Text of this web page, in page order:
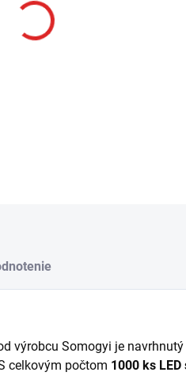
prináša
S krytím IP44 a praktickým
výrobcu Somogyi je
celkovým počtom 1000 ks